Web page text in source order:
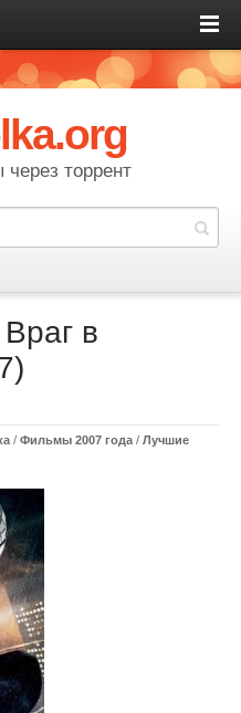
торрент
в
/ Фильмы 2007 года / Лучшие